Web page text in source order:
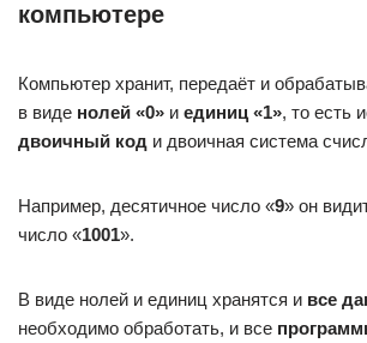
компьютере
Компьютер хранит, передаёт и
в виде нолей «0» и единиц «1», то есть
двоичный код и двоичная система
Например, десятичное число «9» он
число «1001».
В виде нолей и единиц хранятся и все
необходимо обработать, и все